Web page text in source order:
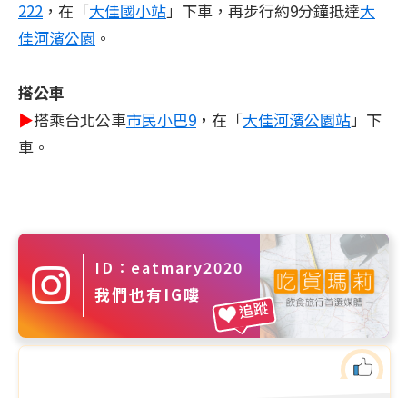
222 ，在「大佳國小站」下車，再步行約9分鐘抵達大
佳河濱公園 。
搭公車
▶搭乘台北公車市民小巴9 ，在「大佳河濱公園站」下
車。
ID：eatmary2020
我們也有IG嘍
追蹤